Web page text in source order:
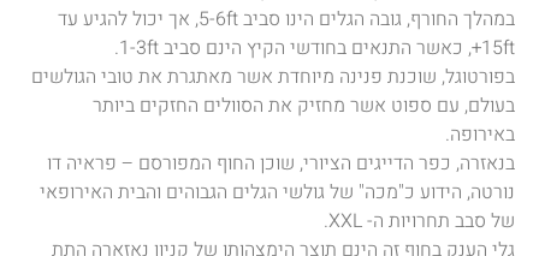
במהלך החורף, גובה הגלים הינו סביב 5-6ft, אך יכול להגיע עד
15ft+, כאשר התנאים בחודשי הקיץ הינם סביב 1-3ft.
בפורטוגל, שוכנת פנינה מיוחדת אשר מאתגרת את טובי הגולשים
בעולם, עם ספוט אשר מחזיק את הסוולים החזקים ביותר
באירופה.
בנאזרה, כפר הדייגים הציורי, שוכן החוף המפורסם – פראיה דו
נורטה, הידוע כ"מכה" של גולשי הגלים הגבוהים והבית האירופאי
של סבב תחרויות ה- XXL.
גלי הענק בחוף זה הינם תוצר הימצהותו של קניון נאזארה התת